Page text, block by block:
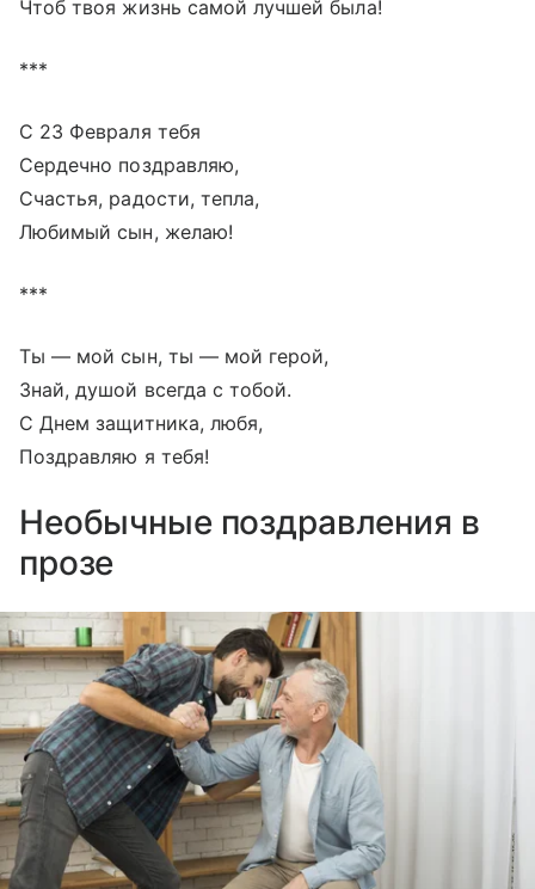
Чтоб твоя жизнь самой лучшей была!
***
С 23 Февраля тебя
Сердечно поздравляю,
Счастья, радости, тепла,
Любимый сын, желаю!
***
Ты — мой сын, ты — мой герой,
Знай, душой всегда с тобой.
С Днем защитника, любя,
Поздравляю я тебя!
Необычные поздравления в
прозе